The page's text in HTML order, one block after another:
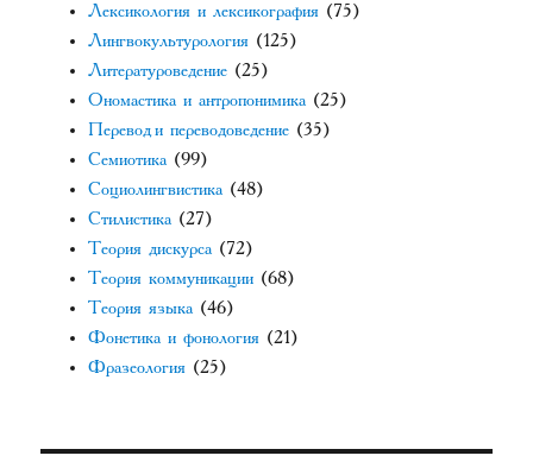
Лексикология и лексикография (75)
Лингвокультурология (125)
Литературоведение (25)
Ономастика и антропонимика (25)
Перевод и переводоведение (35)
Семиотика (99)
Социолингвистика (48)
Стилистика (27)
Теория дискурса (72)
Теория коммуникации (68)
Теория языка (46)
Фонетика и фонология (21)
Фразеология (25)